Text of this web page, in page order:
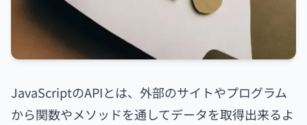
JavaScriptのAPIとは、外部のサイトやプログラム
から関数やメソッドを通してデータを取得出来るよ